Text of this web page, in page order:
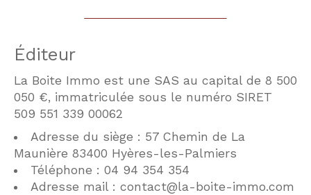
Éditeur
La Boite Immo est une SAS au capital de 8 500
050 €, immatriculée sous le numéro SIRET
509 551 339 00062
Adresse du siège : 57 Chemin de La
Maunière 83400 Hyères-les-Palmiers
Téléphone : 04 94 354 354
Adresse mail : contact@la-boite-immo.com